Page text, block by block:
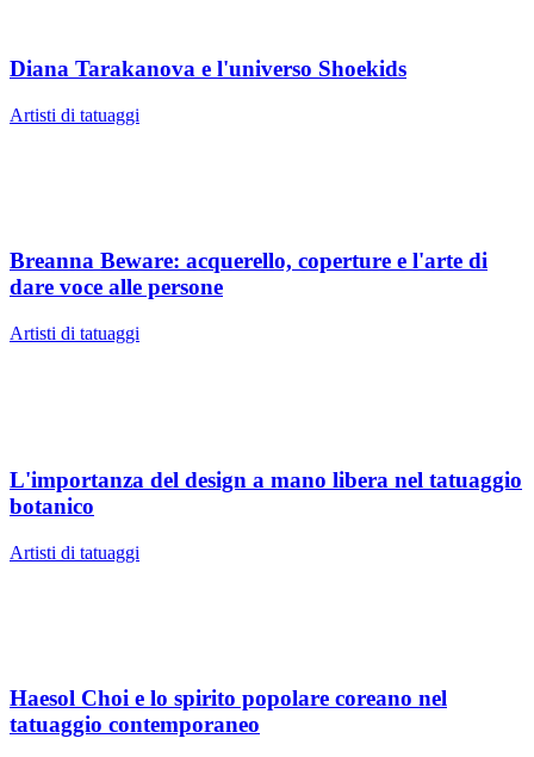
Diana Tarakanova e l'universo Shoekids
Artisti di tatuaggi
Breanna Beware: acquerello, coperture e l'arte di
dare voce alle persone
Artisti di tatuaggi
L'importanza del design a mano libera nel tatuaggio
botanico
Artisti di tatuaggi
Haesol Choi e lo spirito popolare coreano nel
tatuaggio contemporaneo